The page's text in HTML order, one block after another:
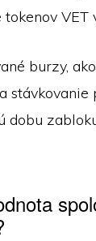
VET
burzy,
stávkovanie
dobu